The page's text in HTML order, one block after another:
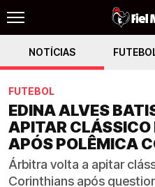
NOTÍCIAS
FUTEBOL
EDINA ALVES
APITAR
APÓS POLÊMICA
Árbitra volta a apitar
Corinthians após